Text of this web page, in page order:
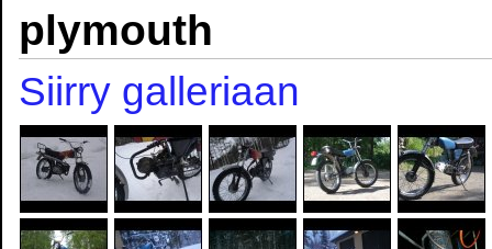
plymouth
Siirry galleriaan